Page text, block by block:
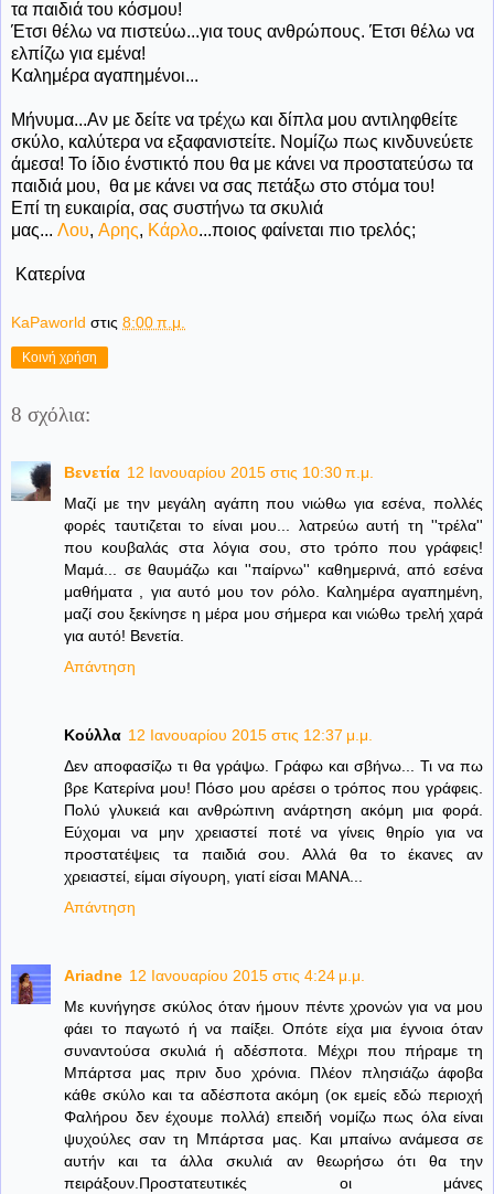
τα παιδιά του κόσμου!
Έτσι θέλω να πιστεύω...για τους ανθρώπους. Έτσι θέλω να
ελπίζω για εμένα!
Καλημέρα αγαπημένοι...
Μήνυμα...Αν με δείτε να τρέχω και δίπλα μου αντιληφθείτε
σκύλο, καλύτερα να εξαφανιστείτε. Νομίζω πως κινδυνεύετε
άμεσα! Το ίδιο ένστικτό που θα με κάνει να προστατεύσω τα
παιδιά μου, θα με κάνει να σας πετάξω στο στόμα του!
Επί τη ευκαιρία, σας συστήνω τα σκυλιά
μας... Λου, Αρης, Κάρλο...ποιος φαίνεται πιο τρελός;
Κατερίνα
KaPaworld στις 8:00 π.μ.
Κοινή χρήση
8 σχόλια:
Βενετία 12 Ιανουαρίου 2015 στις 10:30 π.μ.
Μαζί με την μεγάλη αγάπη που νιώθω για εσένα, πολλές
φορές ταυτιζεται το είναι μου... λατρεύω αυτή τη ''τρέλα''
που κουβαλάς στα λόγια σου, στο τρόπο που γράφεις!
Μαμά... σε θαυμάζω και ''παίρνω'' καθημερινά, από εσένα
μαθήματα , για αυτό μου τον ρόλο. Καλημέρα αγαπημένη,
μαζί σου ξεκίνησε η μέρα μου σήμερα και νιώθω τρελή χαρά
για αυτό! Βενετία.
Απάντηση
Κούλλα 12 Ιανουαρίου 2015 στις 12:37 μ.μ.
Δεν αποφασίζω τι θα γράψω. Γράφω και σβήνω... Τι να πω
βρε Κατερίνα μου! Πόσο μου αρέσει ο τρόπος που γράφεις.
Πολύ γλυκειά και ανθρώπινη ανάρτηση ακόμη μια φορά.
Εύχομαι να μην χρειαστεί ποτέ να γίνεις θηρίο για να
προστατέψεις τα παιδιά σου. Αλλά θα το έκανες αν
χρειαστεί, είμαι σίγουρη, γιατί είσαι ΜΑΝΑ...
Απάντηση
Ariadne 12 Ιανουαρίου 2015 στις 4:24 μ.μ.
Με κυνήγησε σκύλος όταν ήμουν πέντε χρονών για να μου
φάει το παγωτό ή να παίξει. Οπότε είχα μια έγνοια όταν
συναντούσα σκυλιά ή αδέσποτα. Μέχρι που πήραμε τη
Μπάρτσα μας πριν δυο χρόνια. Πλέον πλησιάζω άφοβα
κάθε σκύλο και τα αδέσποτα ακόμη (οκ εμείς εδώ περιοχή
Φαλήρου δεν έχουμε πολλά) επειδή νομίζω πως όλα είναι
ψυχούλες σαν τη Μπάρτσα μας. Και μπαίνω ανάμεσα σε
αυτήν και τα άλλα σκυλιά αν θεωρήσω ότι θα την
πειράξουν.Προστατευτικές οι μάνες